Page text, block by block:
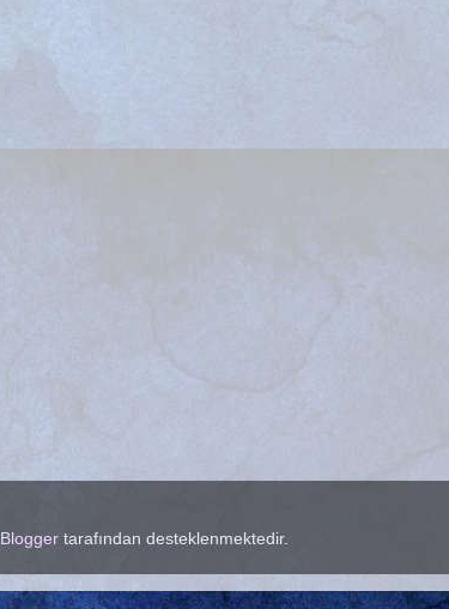
Blogger tarafından desteklenmektedir.